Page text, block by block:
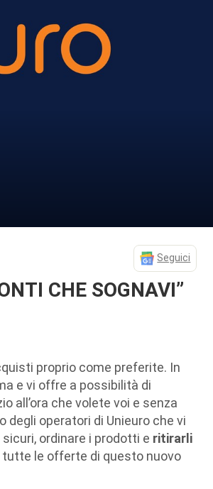
Seguici
CHE SOGNAVI”
proprio come preferite. In
e vi offre a possibilità di
all’ora che volete voi e senza
operatori di Unieuro che vi
ordinare i prodotti e ritirarli
tutte le offerte di questo nuovo